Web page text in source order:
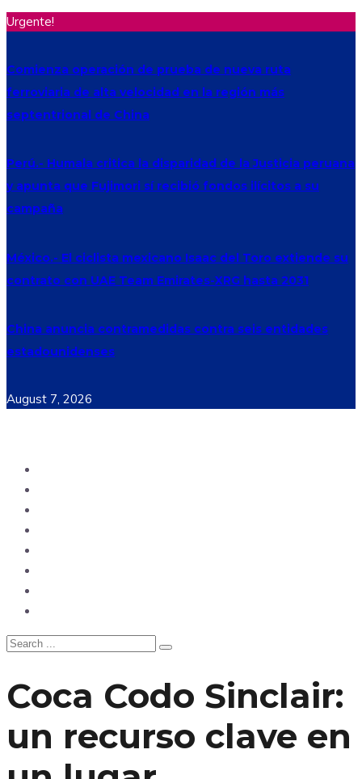
Urgente!
Comienza operación de prueba de nueva ruta
ferroviaria de alta velocidad en la región más
septentrional de China
Perú.- Humala critica la disparidad de la Justicia peruana
y apunta que Fujimori sí recibió fondos ilícitos a su
campaña
México.- El ciclista mexicano Isaac del Toro extiende su
contrato con UAE Team Emirates-XRG hasta 2031
China anuncia contramedidas contra seis entidades
estadounidenses
August 7, 2026
Coca Codo Sinclair:
un recurso clave en